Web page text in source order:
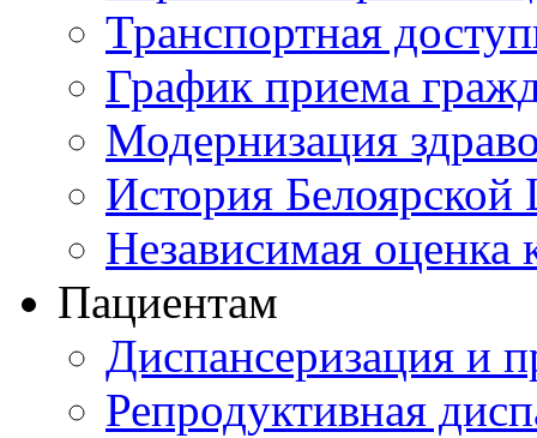
Транспортная
График приема
Модернизация
История
Независимая оценка
Пациентам
Диспансеризация и
Репродуктивная